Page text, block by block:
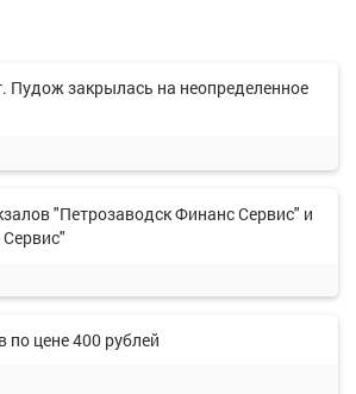
Пудож закрылась на неопределенное
"Петрозаводск Финанс Сервис" и
по цене 400 рублей